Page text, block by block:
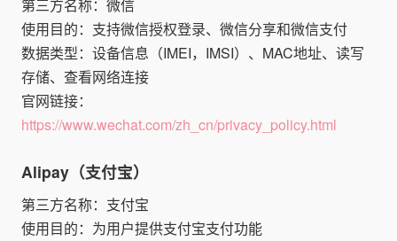
第三方名称：微信
使用目的：支持微信授权登录、微信分享和微信支付
数据类型：设备信息（IMEI，IMSI）、MAC地址、读写
存储、查看网络连接
官网链接：
https://www.wechat.com/zh_cn/privacy_policy.html
Alipay（支付宝）
第三方名称：支付宝
使用目的：为用户提供支付宝支付功能